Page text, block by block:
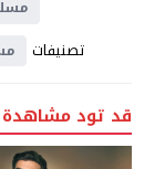
تصنيفات
قد تود